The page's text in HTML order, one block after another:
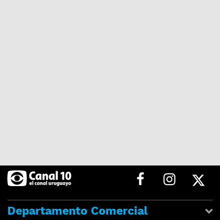
Departamento Comercial